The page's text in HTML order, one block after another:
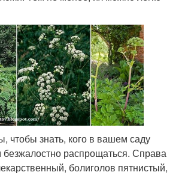
чтобы знать, кого в вашем саду
безжалостно распрощаться. Справа
болиголов пятнистый,